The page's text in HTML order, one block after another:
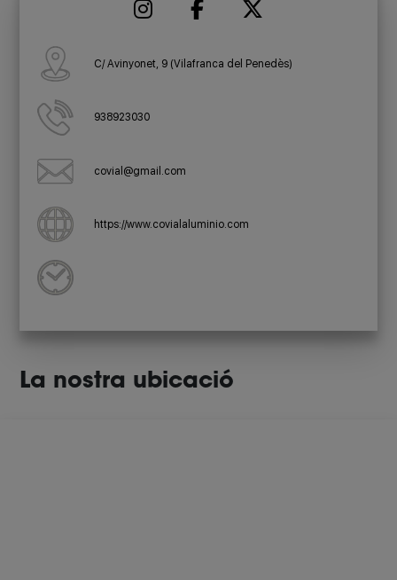
C/ Avinyonet, 9 (Vilafranca del Penedès)
938923030
covial@gmail.com
https://www.covialaluminio.com
La nostra ubicació